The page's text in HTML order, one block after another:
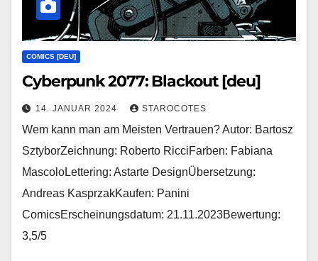
COMICS [DEU]
Cyberpunk 2077: Blackout [deu]
14. JANUAR 2024 STAROCOTES
Wem kann man am Meisten Vertrauen? Autor: Bartosz
SztyborZeichnung: Roberto RicciFarben: Fabiana
MascoloLettering: Astarte DesignÜbersetzung:
Andreas KasprzakKaufen: Panini
ComicsErscheinungsdatum: 21.11.2023Bewertung:
3,5/5